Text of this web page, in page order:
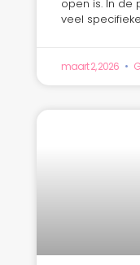
open is. In de
veel
maart 2, 2026